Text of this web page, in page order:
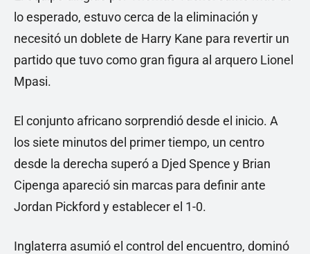
lo esperado, estuvo cerca de la eliminación y
necesitó un doblete de Harry Kane para revertir un
partido que tuvo como gran figura al arquero Lionel
Mpasi.
El conjunto africano sorprendió desde el inicio. A
los siete minutos del primer tiempo, un centro
desde la derecha superó a Djed Spence y Brian
Cipenga apareció sin marcas para definir ante
Jordan Pickford y establecer el 1-0.
Inglaterra asumió el control del encuentro, dominó